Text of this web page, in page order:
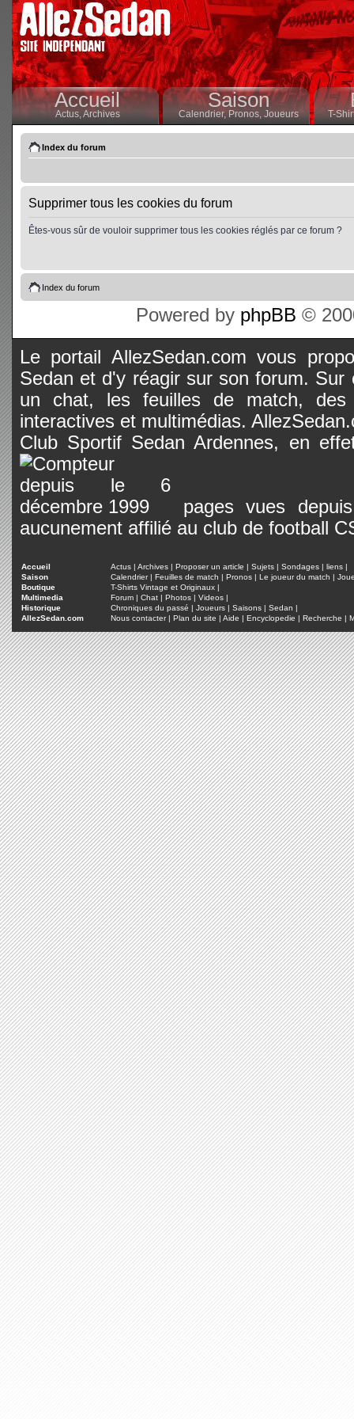
Accueil
Actus,Archives
Saison
Calendrier,Pronos, Joueurs T-
Index du forum
Supprimer tous les cookies du forum
Êtes-vous sûr de vouloir supprimer tous les cookies réglés par ce forum ?
Index du forum
Powered by phpBB ©
Le portail AllezSedan.com vous
Sedan et d'y réagir sur son forum.
un chat, les feuilles de match, des
interactives et multimédias.
Club Sportif Sedan Ardennes, en
pages vues
aucunement affilié au club de football
Accueil Actus | Archives | Proposer un article | Sujets | Sondages | liens |
Saison
Calendrier| Feuilles de match | Pronos | Le joueur du match |
Boutique
T-Shirts Vintage et Originaux |
Multimedia
Forum | Chat | Photos | Videos |
Historique
Chroniques du passé | Joueurs | Saisons | Sedan |
AllezSedan.com
Nous contacter| Plan du site | Aide | Encyclopedie | Recherche |